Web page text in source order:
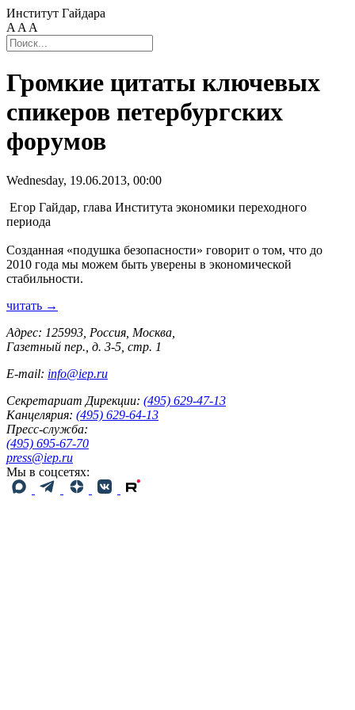
Институт Гайдара
A A A
Громкие цитаты ключевых
спикеров петербургских
форумов
Wednesday, 19.06.2013, 00:00
Егор Гайдар, глава Института экономики переходного
периода
Созданная «подушка безопасности» говорит о том, что до
2010 года мы можем быть уверены в экономической
стабильности.
читать →
Адрес: 125993, Россия, Москва,
Газетный пер., д. 3-5, стр. 1
E-mail: info@iep.ru
Секретариат Дирекции: (495) 629-47-13
Канцелярия: (495) 629-64-13
Пресс-служба:
(495) 695-67-70
press@iep.ru
Мы в соцсетях: